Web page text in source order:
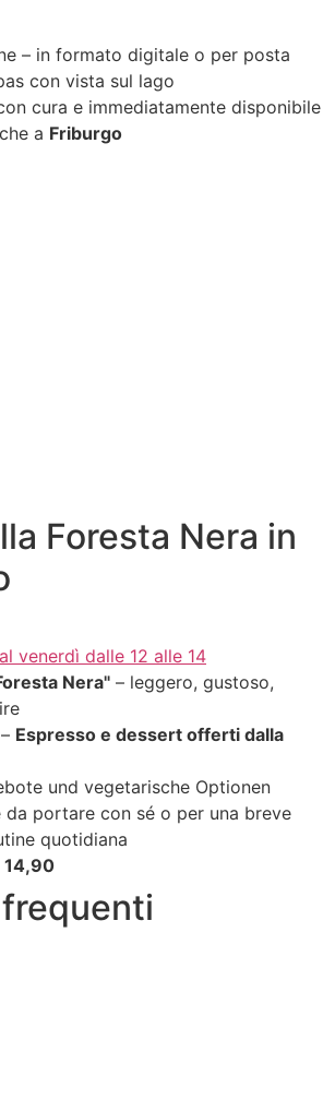
– in formato digitale o per posta
con vista sul lago
cura e immediatamente disponibile
a Friburgo
Foresta Nera in
venerdì dalle 12 alle 14
Nera" – leggero, gustoso,
Espresso e dessert offerti dalla
und vegetarische Optionen
da portare con sé o per una breve
quotidiana
14,90